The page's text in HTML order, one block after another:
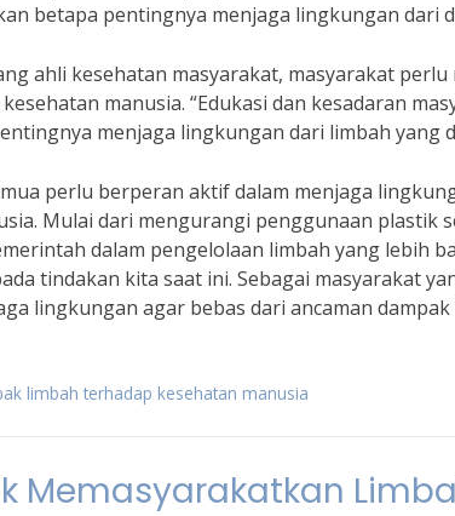
betapa pentingnya menjaga lingkungan dari
ahli kesehatan masyarakat, masyarakat
manusia. “Edukasi dan kesadaran
menjaga lingkungan dari limbah yang
perlu berperan aktif dalam menjaga
Mulai dari mengurangi penggunaan plastik
dalam pengelolaan limbah yang lebih
tindakan kita saat ini. Sebagai masyarakat
lingkungan agar bebas dari ancaman dampak
limbah terhadap kesehatan manusia
Memasyarakatkan